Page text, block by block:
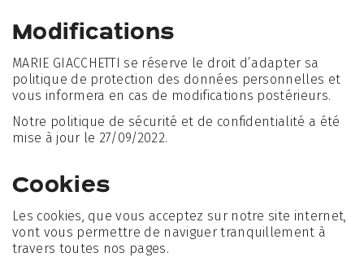
Modifications
MARIE GIACCHETTI se réserve le droit d’adapter sa
politique de protection des données personnelles et
vous informera en cas de modifications postérieurs.
Notre politique de sécurité et de confidentialité a été
mise à jour le 27/09/2022.
Cookies
Les cookies, que vous acceptez sur notre site internet,
vont vous permettre de naviguer tranquillement à
travers toutes nos pages.